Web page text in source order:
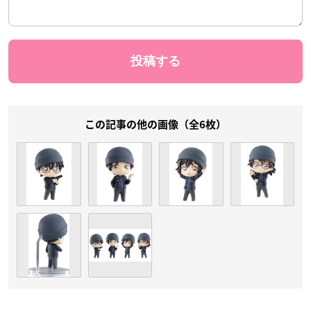
この記事の他の画像（全6枚）